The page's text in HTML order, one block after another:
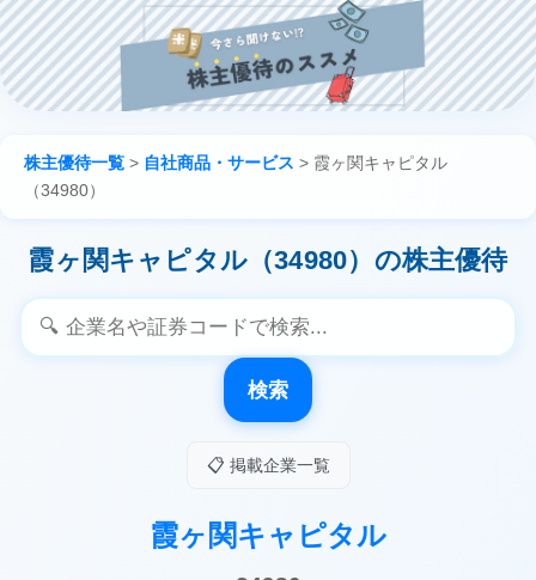
株主優待一覧 > 自社商品・サービス > 霞ヶ関キャピタル
（34980）
霞ヶ関キャピタル（34980）の株主優待
検索
📋 掲載企業一覧
霞ヶ関キャピタル